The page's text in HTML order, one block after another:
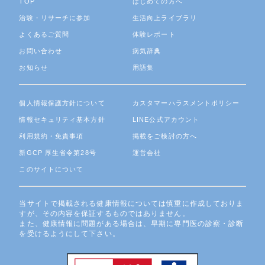
治験・リサーチに参加
よくあるご質問
お問い合わせ
お知らせ
生活向上ライブラリ
体験レポート
病気辞典
用語集
個人情報保護方針について
情報セキュリティ基本方針
利用規約・免責事項
新GCP 厚生省令第28号
このサイトについて
カスタマーハラスメントポリシー
LINE公式アカウント
掲載をご検討の方へ
運営会社
当サイトで掲載される健康情報については慎重に作成しておりま
すが、その内容を保証するものではありません。
また、健康情報に問題がある場合は、早期に専門医の診察・診断
を受けるようにして下さい。